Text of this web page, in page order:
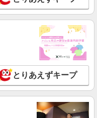
とりあえずキープ